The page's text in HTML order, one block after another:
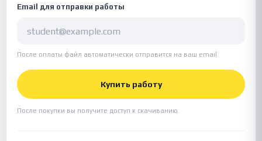
Email для отправки работы
После оплаты файл автоматически отправится на ваш email.
Купить работу
После покупки вы получите доступ к скачиванию.